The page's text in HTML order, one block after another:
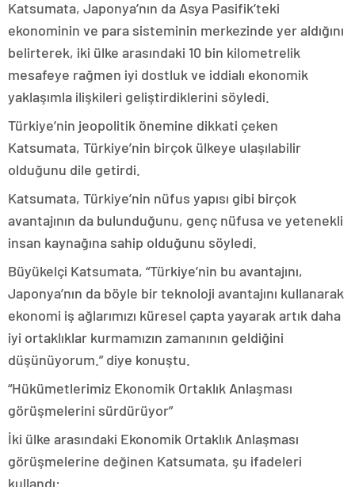
Katsumata, Japonya’nın da Asya Pasifik’teki
ekonominin ve para sisteminin merkezinde yer aldığını
belirterek, iki ülke arasındaki 10 bin kilometrelik
mesafeye rağmen iyi dostluk ve iddialı ekonomik
yaklaşımla ilişkileri geliştirdiklerini söyledi.
Türkiye’nin jeopolitik önemine dikkati çeken
Katsumata, Türkiye’nin birçok ülkeye ulaşılabilir
olduğunu dile getirdi.
Katsumata, Türkiye’nin nüfus yapısı gibi birçok
avantajının da bulunduğunu, genç nüfusa ve yetenekli
insan kaynağına sahip olduğunu söyledi.
Büyükelçi Katsumata, “Türkiye’nin bu avantajını,
Japonya’nın da böyle bir teknoloji avantajını kullanarak
ekonomi iş ağlarımızı küresel çapta yayarak artık daha
iyi ortaklıklar kurmamızın zamanının geldiğini
düşünüyorum.” diye konuştu.
“Hükümetlerimiz Ekonomik Ortaklık Anlaşması
görüşmelerini sürdürüyor”
İki ülke arasındaki Ekonomik Ortaklık Anlaşması
görüşmelerine değinen Katsumata, şu ifadeleri
kullandı: